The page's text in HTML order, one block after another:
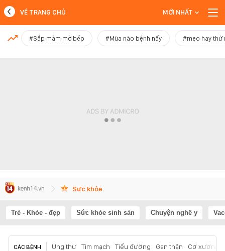
MỚI NHẤT
VỀ TRANG CHỦ MỚI NHẤT
#Sắp mâm mở bếp #Mùa nào bệnh nấy #mẹo hay thử
Sức khỏe
Trẻ - Khỏe - đẹp Sức khỏe sinh sản Chuyện nghề y
CÁC BỆNH Ung thư Tim mạch Tiểu đường Gan thận Cơ xương